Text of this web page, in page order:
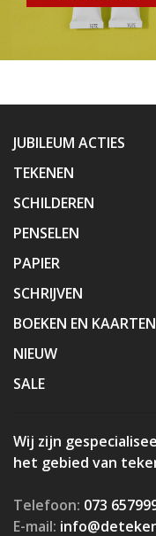
JUBILEUM ACTIES
TEKENEN
SCHILDEREN
PENSELEN
PAPIER
SCHRIJVEN
BOEKEN EN KAARTEN
NIEUW
SALE
Wij zijn
het gebied van
Telefoon: 073
E-mail: